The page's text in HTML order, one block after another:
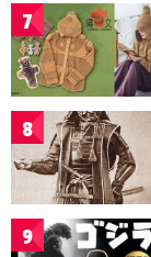
7
8
9